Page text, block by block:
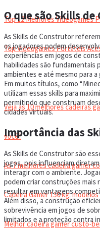
Top 12 Melhores Videogames
Top Videogames Portáteis
CADEIRA GAMER
Veja as 10 melhores cadeiras
você!
As 7 melhores cadeira gamer
Cadeira Gamer 150 kg:
Melhor cadeira gamer custo-
O que são Skills
As Skills de Construtor
os jogadores podem
experiências em jogos de
habilidades são fundamentais
ambientes e até mesmo para
Em muitos títulos, como
utilizam essas skills para
permitindo que construam
cidades virtuais.
Importância das
As Skills de Construtor são
jogos, pois influenciam
interagir com o ambiente.
podem criar construções mais
resultar em vantagens
Além disso, a construção
sobrevivência em jogos de
limitados e a proteção contra